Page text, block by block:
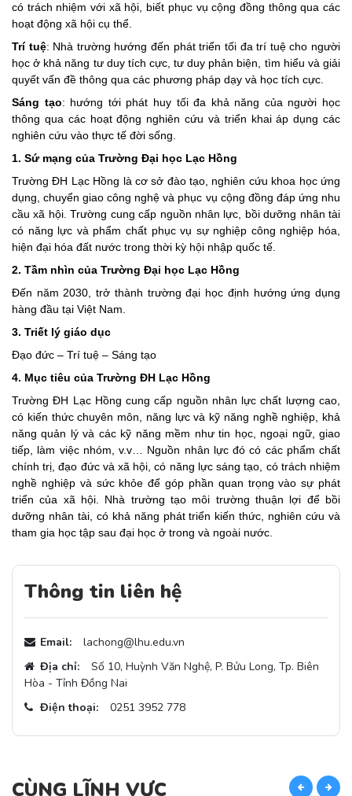
có trách nhiệm với xã hội, biết phục vụ cộng đồng thông qua các
hoạt động xã hội cụ thể.
Trí tuệ: Nhà trường hướng đến phát triển tối đa trí tuệ cho người
học ở khả năng tư duy tích cực, tư duy phản biện, tìm hiểu và giải
quyết vấn đề thông qua các phương pháp dạy và học tích cực.
Sáng tạo: hướng tới phát huy tối đa khả năng của người học
thông qua các hoạt động nghiên cứu và triển khai áp dụng các
nghiên cứu vào thực tế đời sống.
1. Sứ mạng của Trường Đại học Lạc Hồng
Trường ĐH Lạc Hồng là cơ sở đào tạo, nghiên cứu khoa học ứng
dụng, chuyển giao công nghệ và phục vụ cộng đồng đáp ứng nhu
cầu xã hội. Trường cung cấp nguồn nhân lực, bồi dưỡng nhân tài
có năng lực và phẩm chất phục vụ sự nghiệp công nghiệp hóa,
hiện đại hóa đất nước trong thời kỳ hội nhập quốc tế.
2. Tầm nhìn của Trường Đại học Lạc Hồng
Đến năm 2030, trở thành trường đại học định hướng ứng dụng
hàng đầu tại Việt Nam.
3. Triết lý giáo dục
Đạo đức – Trí tuệ – Sáng tạo
4. Mục tiêu của Trường ĐH Lạc Hồng
Trường ĐH Lạc Hồng cung cấp nguồn nhân lực chất lượng cao,
có kiến thức chuyên môn, năng lực và kỹ năng nghề nghiệp, khả
năng quản lý và các kỹ năng mềm như tin học, ngoại ngữ, giao
tiếp, làm việc nhóm, v.v… Nguồn nhân lực đó có các phẩm chất
chính trị, đạo đức và xã hội, có năng lực sáng tạo, có trách nhiệm
nghề nghiệp và sức khỏe để góp phần quan trọng vào sự phát
triển của xã hội. Nhà trường tạo môi trường thuận lợi để bồi
dưỡng nhân tài, có khả năng phát triển kiến thức, nghiên cứu và
tham gia học tập sau đại học ở trong và ngoài nước.
Thông tin liên hệ
Email:
lachong@lhu.edu.vn
Địa chỉ:
Số 10, Huỳnh Văn Nghệ, P. Bửu Long, Tp. Biên
Hòa - Tỉnh Đồng Nai
Điện thoại:
0251 3952 778
CÙNG LĨNH VỰC